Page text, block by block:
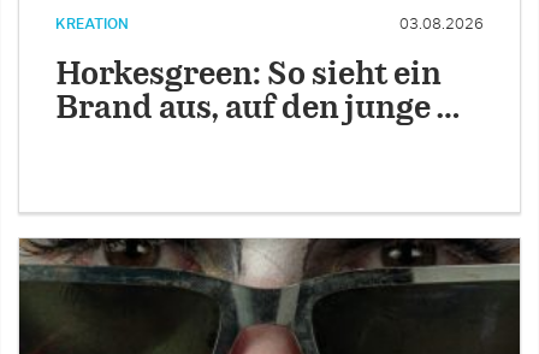
KREATION 03.08.2026
Horkesgreen: So sieht ein
Brand aus, auf den junge …